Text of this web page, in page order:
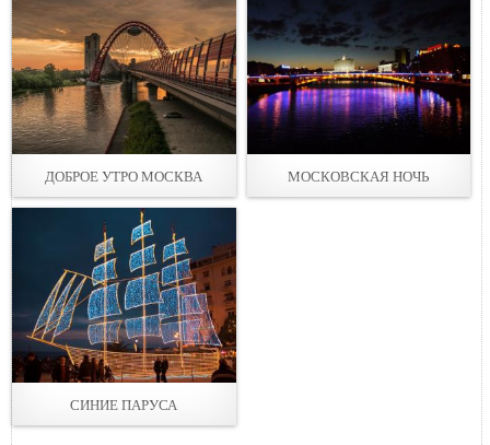
ДОБРОЕ УТРО МОСКВА МОСКОВСКАЯ НОЧЬ
СИНИЕ ПАРУСА